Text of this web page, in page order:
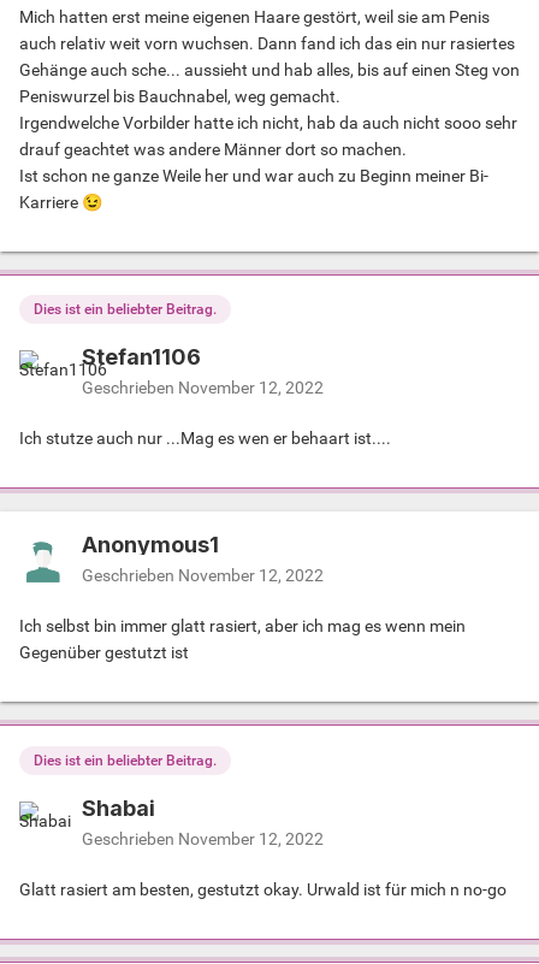
Mich hatten erst meine eigenen Haare gestört, weil sie am Penis
auch relativ weit vorn wuchsen. Dann fand ich das ein nur rasiertes
Gehänge auch sche... aussieht und hab alles, bis auf einen Steg von
Peniswurzel bis Bauchnabel, weg gemacht.
Irgendwelche Vorbilder hatte ich nicht, hab da auch nicht sooo sehr
drauf geachtet was andere Männer dort so machen.
Ist schon ne ganze Weile her und war auch zu Beginn meiner Bi-
Karriere 😉
Dies ist ein beliebter Beitrag.
Stefan1106
Geschrieben November 12, 2022
Ich stutze auch nur ...Mag es wen er behaart ist....
Anonymous1
Geschrieben November 12, 2022
Ich selbst bin immer glatt rasiert, aber ich mag es wenn mein
Gegenüber gestutzt ist
Dies ist ein beliebter Beitrag.
Shabai
Geschrieben November 12, 2022
Glatt rasiert am besten, gestutzt okay. Urwald ist für mich n no-go